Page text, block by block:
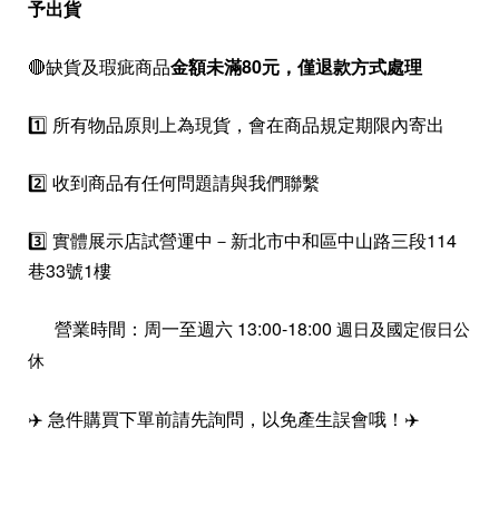
予出貨
🔴缺貨及瑕疵商品金額未滿80元，僅退款方式處理
1️⃣ 所有物品原則上為現貨，會在商品規定期限內寄出
2️⃣ 收到商品有任何問題請與我們聯繫
3️⃣ 實體展示店試營運中－新北市中和區中山路三段114
巷33號1樓
營業時間：周一至週六 13:00-18:00 週日及國定假日公
休
✈️ 急件購買下單前請先詢問，以免產生誤會哦！✈️